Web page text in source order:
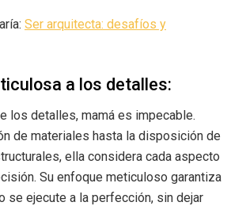
Ser arquitecta: desafíos y
a los detalles:
los detalles, mamá es impecable.
de materiales hasta la disposición de
ella considera cada aspecto
Su enfoque meticuloso garantiza
se ejecute a la perfección, sin dejar